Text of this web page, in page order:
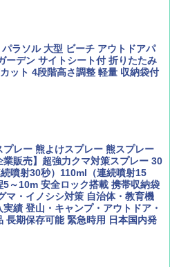
ーファン ２０２６年 ９月号 [雑
ＳＮＥＹ ＦＡＮ)
特集 星野道夫 夢見る旅
の歩き方 チェンマイ タイ北部の魅
2026～2027 地球の歩き方D アジア
方A ヨーロッパ
の歩き方 チェコ ポーランド スロヴ
～2027 地球の歩き方A ヨーロッ
グ カーキ PATC-150(KH)
(パイクスピーク) 着替えテン
バシー テント 【中が透けない】 1
ニック ポップアップテント 携帯 簡
BASE 《めざましテレビで紹介》
ンタッチ RENEW 幅200 2-3人用 43
パラソル 大型 ビーチ アウトドアパ
ーデン サイトシート付 折りたたみ
ット 4段階高さ調整 軽量 収納袋付
プレー 熊よけスプレー 熊スプレー
業販売】超強力クマ対策スプレー 30
噴射30秒）110ml（連続噴射15
5～10m 安全ロック搭載 携帯収納袋
マ・イノシシ対策 自治体・教育機
実績 登山・キャンプ・アウトドア・
長期保存可能 緊急時用 日本国内発